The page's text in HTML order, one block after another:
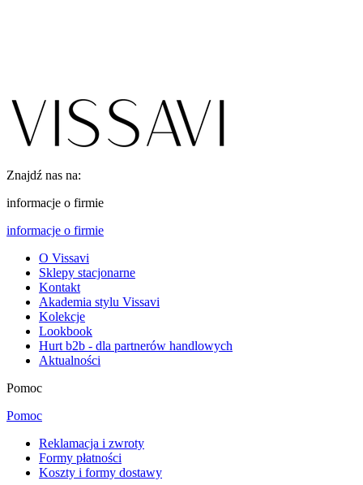
Znajdź nas na:
informacje o firmie
informacje o firmie
O Vissavi
Sklepy stacjonarne
Kontakt
Akademia stylu Vissavi
Kolekcje
Lookbook
Hurt b2b - dla partnerów handlowych
Aktualności
Pomoc
Pomoc
Reklamacja i zwroty
Formy płatności
Koszty i formy dostawy